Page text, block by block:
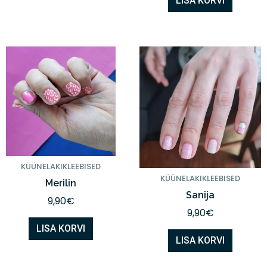
KÜÜNELAKIKLEEBISED
Merilin
9,90€
LISA KORVI
KÜÜNELAKIKLEEBISED
Sanija
9,90€
LISA KORVI